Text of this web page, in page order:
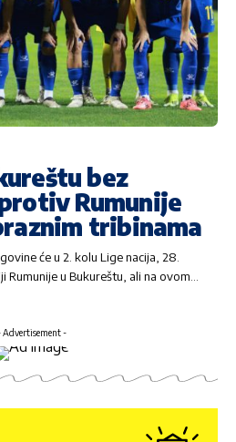
bez
Rumunije
tribinama
će u 2. kolu Lige nacija, 28.
u Bukureštu, ali na ovom…
Advertisement -